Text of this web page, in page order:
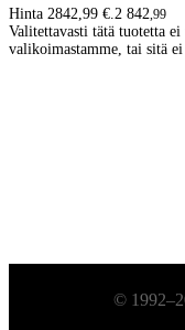
Hinta 2842,99 €. 2 842,99
Valitettavasti tätä tuotetta
valikoimastamme, tai sitä
Alatunniste
©